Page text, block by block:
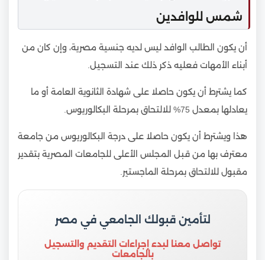
شمس للوافدين
أن يكون الطالب الوافد ليس لديه جنسية مصرية، وإن كان من
أبناء الأمهات فعليه ذكر ذلك عند التسجيل.
كما يشترط أن يكون حاصلا على شهادة الثانوية العامة أو ما
يعادلها بمعدل 75% للالتحاق بمرحلة البكالوريوس.
هذا ويشترط أن يكون حاصلا على درجة البكالوريوس من جامعة
معترف بها من قبل المجلس الأعلى للجامعات المصرية بتقدير
مقبول للالتحاق بمرحلة الماجستير.
لتأمين قبولك الجامعي في مصر
تواصل معنا لبدء إجراءات التقديم والتسجيل
بالجامعات